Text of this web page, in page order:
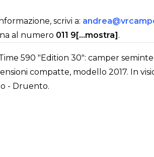
scrivi a:
al numero 011 9[...mostra].
590 "Edition 30": camper
compatte, modello 2017. In
- Druento.